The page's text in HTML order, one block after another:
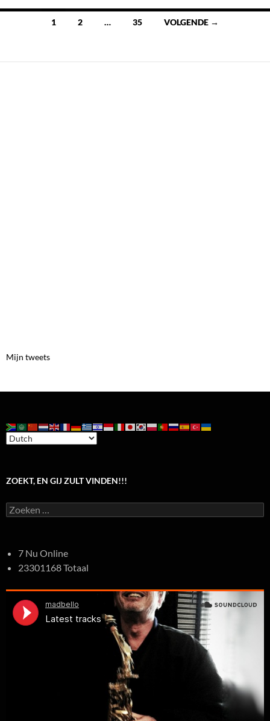
Berichten
1 2 … 35 VOLGENDE →
Mijn tweets
ZOEKT, EN GIJ ZULT VINDEN!!!
Zoeken
naar:
7 Nu Online
23301168 Totaal